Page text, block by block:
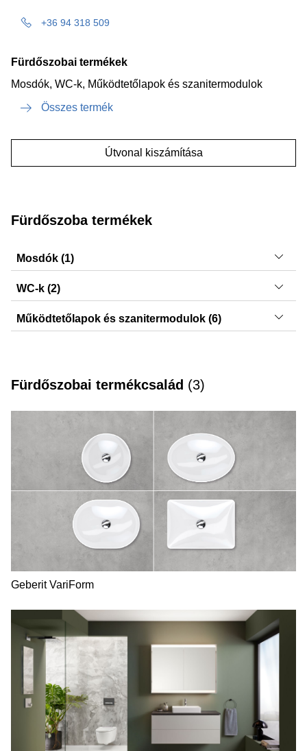
+36 94 318 509
Fürdőszobai termékek
Mosdók, WC-k, Működtetőlapok és szanitermodulok
Összes termék
Útvonal kiszámítása
Fürdőszoba termékek
Mosdók (1)
VariForm
WC-k (2)
ONE, iCon
Működtetőlapok és szanitermodulok (6)
Fürdőszobai termékcsalád (3)
Geberit VariForm